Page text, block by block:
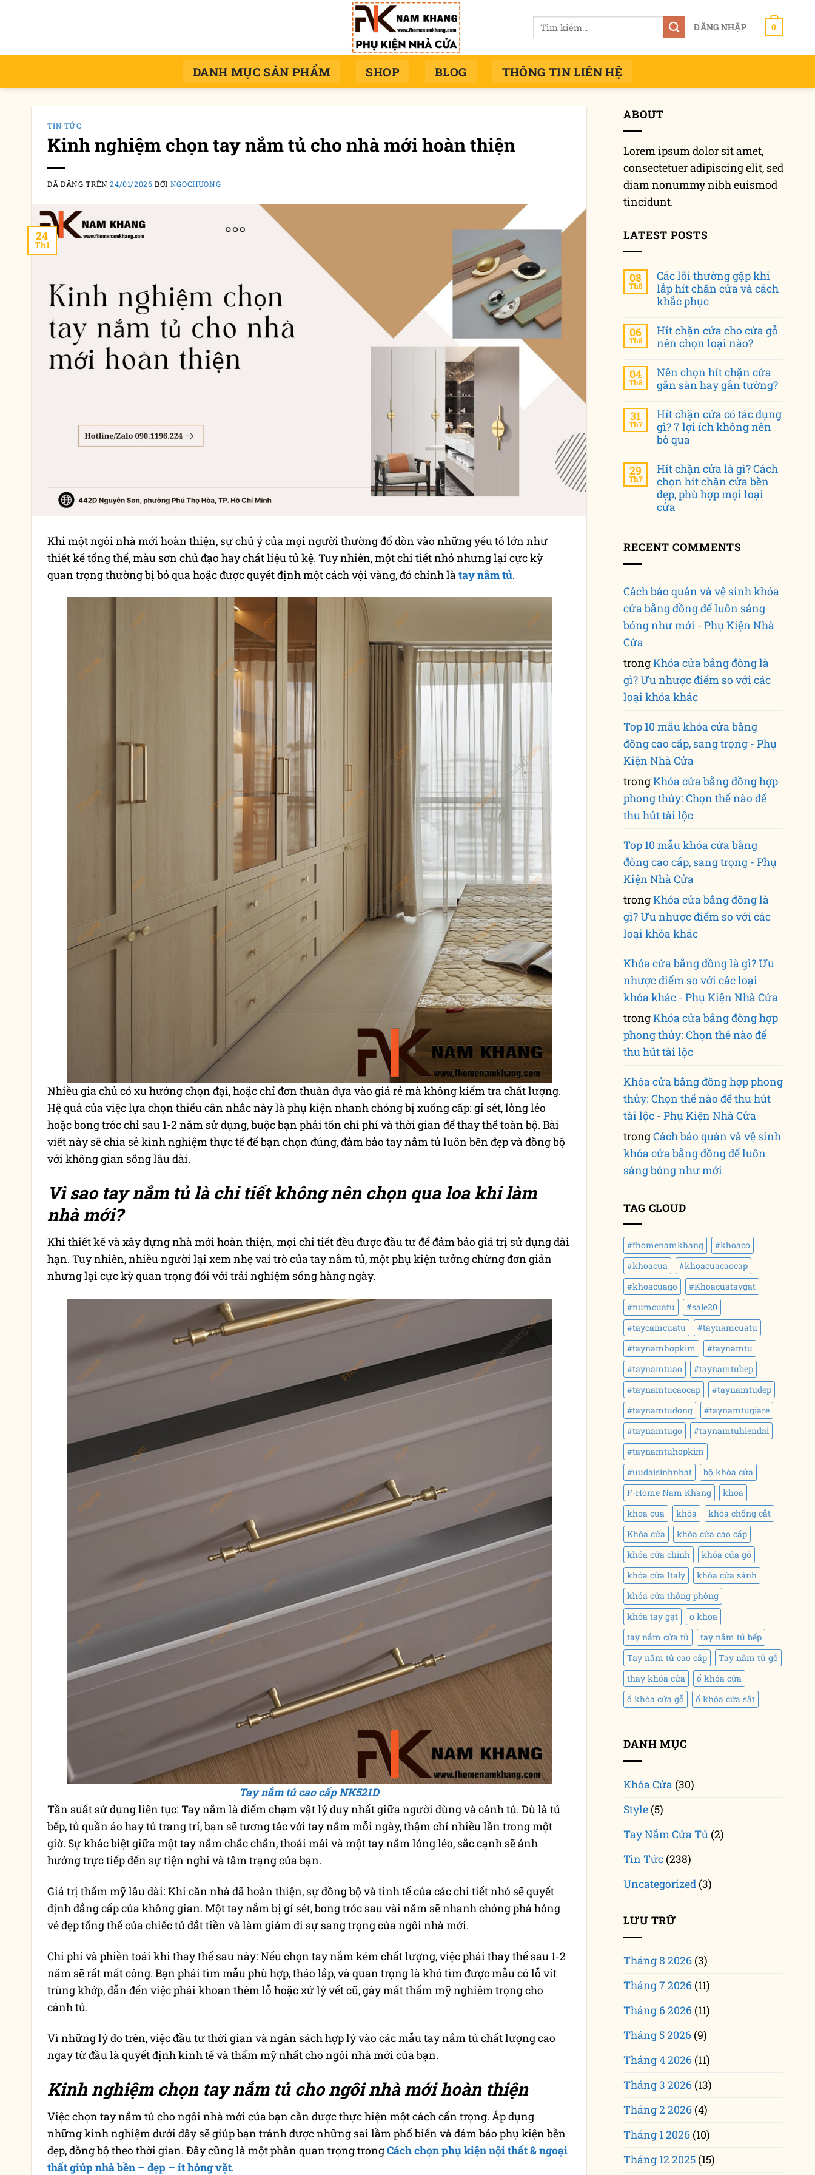
dung
Tìm
kiếm:
ĐĂNG NHẬP 0
DANH MỤC SẢN PHẨM SHOP BLOG THÔNG TIN LIÊN HỆ
TIN TỨC
Kinh nghiệm chọn tay nắm tủ cho nhà mới hoàn thiện
ĐÃ ĐĂNG TRÊN24/01/2026 BỞI NGOCHUONG
24
Th1
Khi một ngôi nhà mới hoàn thiện, sự chú ý của mọi người thường đổ dồn vào những yếu tố lớn như
thiết kế tổng thể, màu sơn chủ đạo hay chất liệu tủ kệ. Tuy nhiên, một chi tiết nhỏ nhưng lại cực kỳ
quan trọng thường bị bỏ qua hoặc được quyết định một cách vội vàng, đó chính làtay nắm tủ.
Nhiều gia chủ có xu hướng chọn đại, hoặc chỉ đơn thuần dựa vào giá rẻ mà không kiểm tra chất lượng.
Hệ quả của việc lựa chọn thiếu cân nhắc này là phụ kiện nhanh chóng bị xuống cấp: gỉ sét, lỏng lẻo
hoặc bong tróc chỉ sau 1-2 năm sử dụng, buộc bạn phải tốn chi phí và thời gian để thay thế toàn bộ. Bài
viết này sẽ chia sẻ kinh nghiệm thực tế để bạn chọn đúng, đảm bảo tay nắm tủ luôn bền đẹp và đồng bộ
với không gian sống lâu dài.
Vì sao tay nắm tủ là chi tiết không nên chọn qua loa khi làm
nhà mới?
Khi thiết kế và xây dựng nhà mới hoàn thiện, mọi chi tiết đều được đầu tư để đảm bảo giá trị sử dụng dài
hạn. Tuy nhiên, nhiều người lại xem nhẹ vai trò của tay nắm tủ, một phụ kiện tưởng chừng đơn giản
nhưng lại cực kỳ quan trọng đối với trải nghiệm sống hàng ngày.
Tay nắm tủ cao cấp NK521D
Tần suất sử dụng liên tục: Tay nắm là điểm chạm vật lý duy nhất giữa người dùng và cánh tủ. Dù là tủ
bếp, tủ quần áo hay tủ trang trí, bạn sẽ tương tác với tay nắm mỗi ngày, thậm chí nhiều lần trong một
giờ. Sự khác biệt giữa một tay nắm chắc chắn, thoải mái và một tay nắm lỏng lẻo, sắc cạnh sẽ ảnh
hưởng trực tiếp đến sự tiện nghi và tâm trạng của bạn.
Giá trị thẩm mỹ lâu dài: Khi căn nhà đã hoàn thiện, sự đồng bộ và tinh tế của các chi tiết nhỏ sẽ quyết
định đẳng cấp của không gian. Một tay nắm bị gỉ sét, bong tróc sau vài năm sẽ nhanh chóng phá hỏng
vẻ đẹp tổng thể của chiếc tủ đắt tiền và làm giảm đi sự sang trọng của ngôi nhà mới.
Chi phí và phiền toái khi thay thế sau này: Nếu chọn tay nắm kém chất lượng, việc phải thay thế sau 1-2
năm sẽ rất mất công. Bạn phải tìm mẫu phù hợp, tháo lắp, và quan trọng là khó tìm được mẫu có lỗ vít
trùng khớp, dẫn đến việc phải khoan thêm lỗ hoặc xử lý vết cũ, gây mất thẩm mỹ nghiêm trọng cho
cánh tủ.
Vì những lý do trên, việc đầu tư thời gian và ngân sách hợp lý vào các mẫu tay nắm tủ chất lượng cao
ngay từ đầu là quyết định kinh tế và thẩm mỹ nhất cho ngôi nhà mới của bạn.
Kinh nghiệm chọn tay nắm tủ cho ngôi nhà mới hoàn thiện
Việc chọn tay nắm tủ cho ngôi nhà mới của bạn cần được thực hiện một cách cẩn trọng. Áp dụng
những kinh nghiệm dưới đây sẽ giúp bạn tránh được những sai lầm phổ biến và đảm bảo phụ kiện bền
đẹp, đồng bộ theo thời gian. Đây cũng là một phần quan trọng trongCách chọn phụ kiện nội thất & ngoại
thất giúp nhà bền – đẹp – ít hỏng vặt.
ABOUT
Lorem ipsum dolor sit amet,
consectetuer adipiscing elit, sed
diam nonummy nibh euismod
tincidunt.
LATEST POSTS
08
Th8
Các lỗi thường gặp khi
lắp hít chặn cửa và cách
khắc phục
06
Th8
Hít chặn cửa cho cửa gỗ
nên chọn loại nào?
04
Th8
Nên chọn hít chặn cửa
gắn sàn hay gắn tường?
31
Th7
Hít chặn cửa có tác dụng
gì? 7 lợi ích không nên
bỏ qua
29
Th7
Hít chặn cửa là gì? Cách
chọn hít chặn cửa bền
đẹp, phù hợp mọi loại
cửa
RECENT COMMENTS
Cách bảo quản và vệ sinh khóa
cửa bằng đồng để luôn sáng
bóng như mới - Phụ Kiện Nhà
Cửa
trongKhóa cửa bằng đồng là
gì? Ưu nhược điểm so với các
loại khóa khác
Top 10 mẫu khóa cửa bằng
đồng cao cấp, sang trọng - Phụ
Kiện Nhà Cửa
trongKhóa cửa bằng đồng hợp
phong thủy: Chọn thế nào để
thu hút tài lộc
Top 10 mẫu khóa cửa bằng
đồng cao cấp, sang trọng - Phụ
Kiện Nhà Cửa
trongKhóa cửa bằng đồng là
gì? Ưu nhược điểm so với các
loại khóa khác
Khóa cửa bằng đồng là gì? Ưu
nhược điểm so với các loại
khóa khác - Phụ Kiện Nhà Cửa
trongKhóa cửa bằng đồng hợp
phong thủy: Chọn thế nào để
thu hút tài lộc
Khóa cửa bằng đồng hợp phong
thủy: Chọn thế nào để thu hút
tài lộc - Phụ Kiện Nhà Cửa
trongCách bảo quản và vệ sinh
khóa cửa bằng đồng để luôn
sáng bóng như mới
TAG CLOUD
#fhomenamkhang
#khoaco
#khoacua
#khoacuacaocap
#khoacuago
#Khoacuataygat
#numcuatu
#sale20
#taycamcuatu
#taynamcuatu
#taynamhopkim
#taynamtu
#taynamtuao
#taynamtubep
#taynamtucaocap
#taynamtudep
#taynamtudong
#taynamtugiare
#taynamtugo
#taynamtuhiendai
#taynamtuhopkim
#uudaisinhnhat
bộ khóa cửa
F-Home Nam Khang
khoa
khoa cua
khóa
khóa chống cắt
Khóa cửa
khóa cửa cao cấp
khóa cửa chính
khóa cửa gỗ
khóa cửa Italy
khóa cửa sảnh
khóa cửa thông phòng
khóa tay gạt
o khoa
tay nắm cửa tủ
tay nắm tủ bếp
Tay nắm tủ cao cấp
Tay nắm tủ gỗ
thay khóa cửa
ổ khóa cửa
ổ khóa cửa gỗ
ổ khóa cửa sắt
DANH MỤC
Khóa Cửa (30)
Style (5)
Tay Nắm Cửa Tủ (2)
Tin Tức (238)
Uncategorized (3)
LƯU TRỮ
Tháng 8 2026 (3)
Tháng 7 2026 (11)
Tháng 6 2026 (11)
Tháng 5 2026 (9)
Tháng 4 2026 (11)
Tháng 3 2026 (13)
Tháng 2 2026 (4)
Tháng 1 2026 (10)
Tháng 12 2025 (15)